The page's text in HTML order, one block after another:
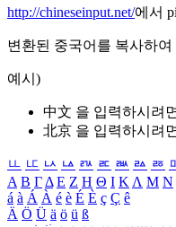
http://chineseinput.net/에서
변환된 중국어를 복사하
예시)
中文 을 입력하시려
北京 을 입력하시려
ㅥ ㅦ ㅧ ㅨ ㅩ ㅪ ㅫ ㅬ ㅭ
Α Β ΓΔ Ε Ζ Η Θ Ι ΚΛ Μ Ν
á à Á À é è É È ç Ç ê
Ä Ö Ü ä ö ü ß